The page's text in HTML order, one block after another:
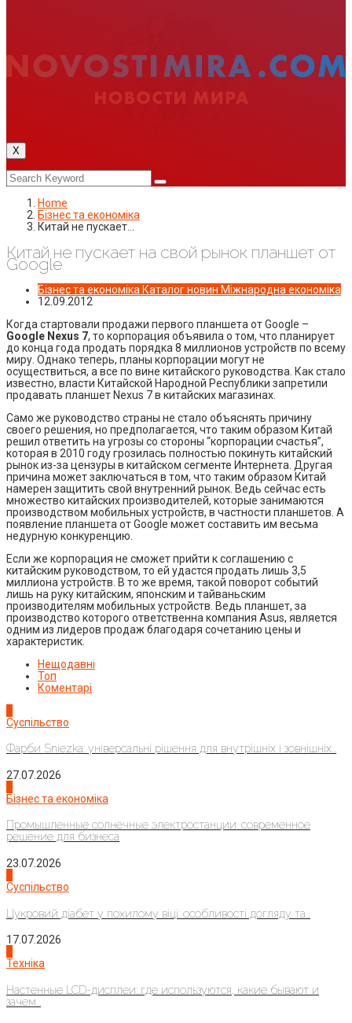
X
Home
Бізнес та економіка
Китай не пускает…
Китай не пускает на свой рынок планшет от
Google
Бізнес та економіка Каталог новин Міжнародна економіка
12.09.2012
Когда стартовали продажи первого планшета от Google –
Google Nexus 7, то корпорация объявила о том, что планирует
до конца года продать порядка 8 миллионов устройств по всему
миру. Однако теперь, планы корпорации могут не
осуществиться, а все по вине китайского руководства. Как стало
известно, власти Китайской Народной Республики запретили
продавать планшет Nexus 7 в китайских магазинах.
Само же руководство страны не стало объяснять причину
своего решения, но предполагается, что таким образом Китай
решил ответить на угрозы со стороны “корпорации счастья”,
которая в 2010 году грозилась полностью покинуть китайский
рынок из-за цензуры в китайском сегменте Интернета. Другая
причина может заключаться в том, что таким образом Китай
намерен защитить свой внутренний рынок. Ведь сейчас есть
множество китайских производителей, которые занимаются
производством мобильных устройств, в частности планшетов. А
появление планшета от Google может составить им весьма
недурную конкуренцию.
Если же корпорация не сможет прийти к соглашению с
китайским руководством, то ей удастся продать лишь 3,5
миллиона устройств. В то же время, такой поворот событий
лишь на руку китайским, японским и тайваньским
производителям мобильных устройств. Ведь планшет, за
производство которого ответственна компания Asus, является
одним из лидеров продаж благодаря сочетанию цены и
характеристик.
Нещодавні
Топ
Коментарі
Суспільство
Фарби Sniezka: універсальні рішення для внутрішніх і зовнішніх...
27.07.2026
Бізнес та економіка
Промышленные солнечные электростанции: современное
решение для бизнеса
23.07.2026
Суспільство
Цукровий діабет у похилому віці: особливості догляду та...
17.07.2026
Техніка
Настенные LCD-дисплеи: где используются, какие бывают и
зачем...